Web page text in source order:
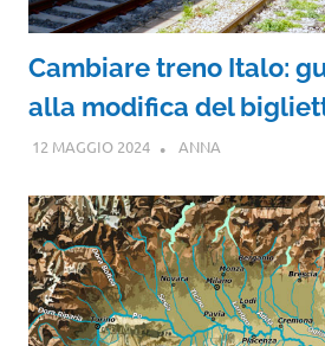
Cambiare treno Italo:
alla modifica del
12 MAGGIO 2024 ANNA